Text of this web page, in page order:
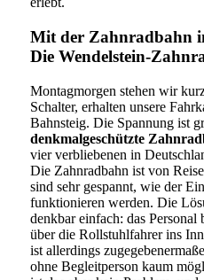
Mit der Zahnradbahn
Die Wendelstein-
Montagmorgen stehen wir
Schalter, erhalten unsere
Bahnsteig. Die Spannung ist
denkmalgeschützte
vier verbliebenen in
Die Zahnradbahn ist von
sind sehr gespannt, wie der
funktionieren werden. Die
denkbar einfach: das Personal
über die Rollstuhlfahrer ins
ist allerdings
ohne Begleitperson kaum